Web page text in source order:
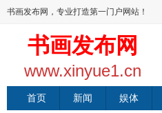
书画发布网，专业打造第一门户网站！
书画发布网
www.xinyue1.cn
首页 新闻 娱体